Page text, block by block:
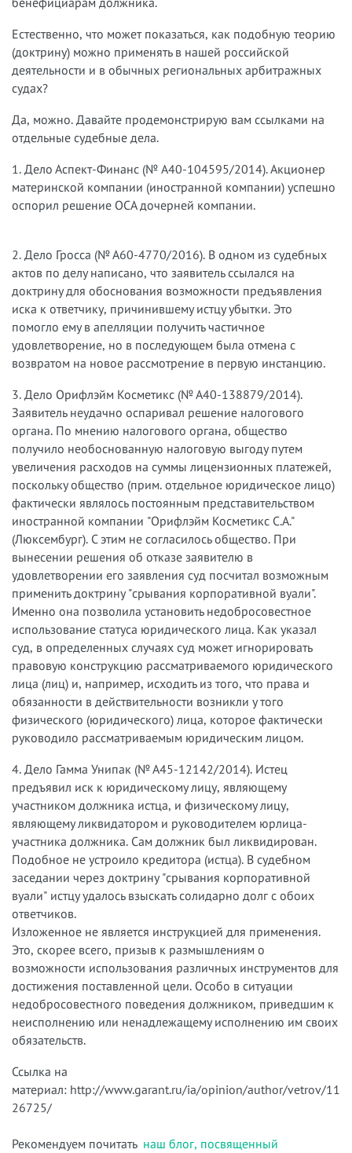
Естественно, что может показаться, как подобную теорию
(доктрину) можно применять в нашей российской
деятельности и в обычных региональных арбитражных
судах?
Да, можно. Давайте продемонстрирую вам ссылками на
отдельные судебные дела.
1. Дело Аспект-Финанс (№ A40-104595/2014). Акционер
материнской компании (иностранной компании) успешно
оспорил решение ОСА дочерней компании.
2. Дело Гросса (№ А60-4770/2016). В одном из судебных
актов по делу написано, что заявитель ссылался на
доктрину для обоснования возможности предъявления
иска к ответчику, причинившему истцу убытки. Это
помогло ему в апелляции получить частичное
удовлетворение, но в последующем была отмена с
возвратом на новое рассмотрение в первую инстанцию.
3. Дело Орифлэйм Косметикс (№ А40-138879/2014).
Заявитель неудачно оспаривал решение налогового
органа. По мнению налогового органа, общество
получило необоснованную налоговую выгоду путем
увеличения расходов на суммы лицензионных платежей,
поскольку общество (прим. отдельное юридическое лицо)
фактически являлось постоянным представительством
иностранной компании "Орифлэйм Косметикс С.А."
(Люксембург). С этим не согласилось общество. При
вынесении решения об отказе заявителю в
удовлетворении его заявления суд посчитал возможным
применить доктрину "срывания корпоративной вуали".
Именно она позволила установить недобросовестное
использование статуса юридического лица. Как указал
суд, в определенных случаях суд может игнорировать
правовую конструкцию рассматриваемого юридического
лица (лиц) и, например, исходить из того, что права и
обязанности в действительности возникли у того
физического (юридического) лица, которое фактически
руководило рассматриваемым юридическим лицом.
4. Дело Гамма Унипак (№ А45-12142/2014). Истец
предъявил иск к юридическому лицу, являющему
участником должника истца, и физическому лицу,
являющему ликвидатором и руководителем юрлица-
участника должника. Сам должник был ликвидирован.
Подобное не устроило кредитора (истца). В судебном
заседании через доктрину "срывания корпоративной
вуали" истцу удалось взыскать солидарно долг с обоих
ответчиков.
Изложенное не является инструкцией для применения.
Это, скорее всего, призыв к размышлениям о
возможности использования различных инструментов для
достижения поставленной цели. Особо в ситуации
недобросовестного поведения должником, приведшим к
неисполнению или ненадлежащему исполнению им своих
обязательств.
Ссылка на
материал: http://www.garant.ru/ia/opinion/author/vetrov/11
26725/
Рекомендуем почитать наш блог, посвященный